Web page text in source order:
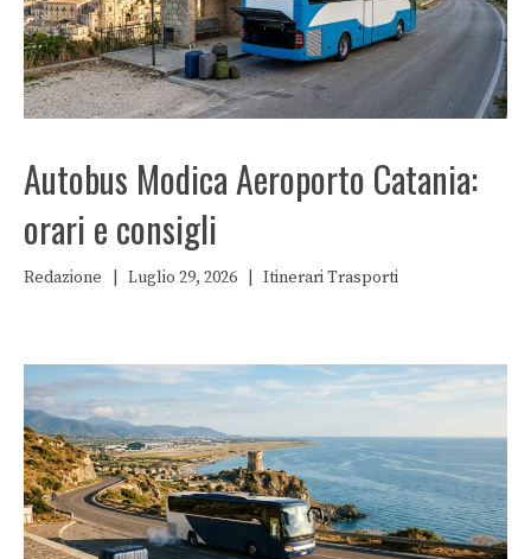
Autobus Modica Aeroporto Catania:
orari e consigli
Redazione Luglio 29, 2026 ItinerariTrasporti